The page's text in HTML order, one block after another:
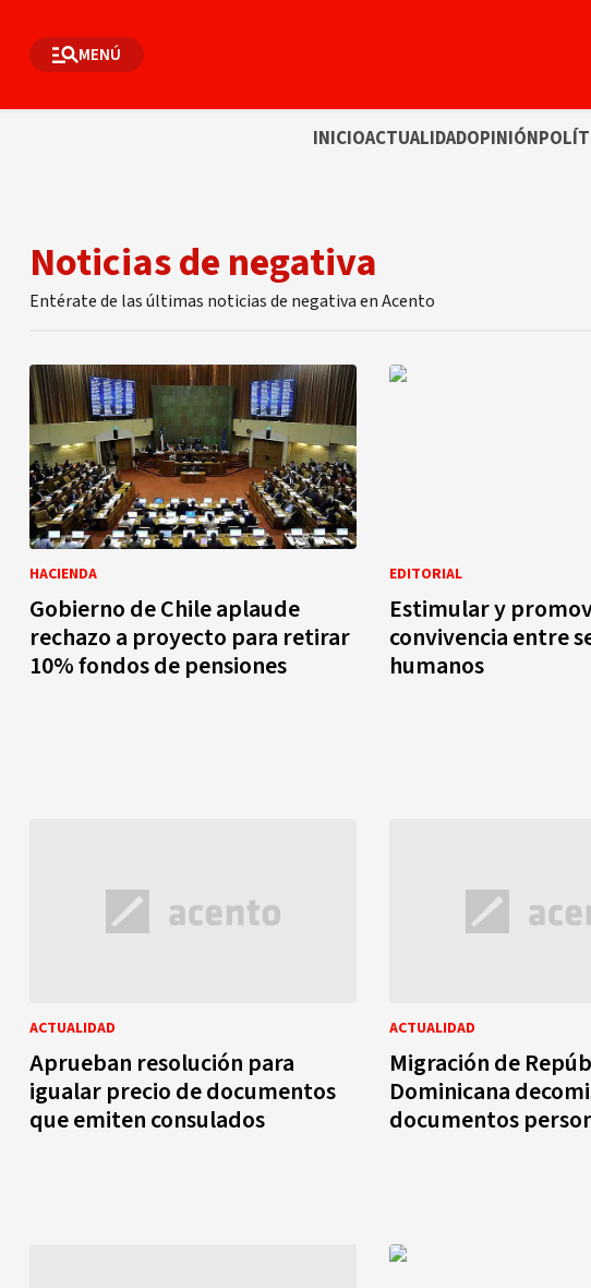
MENÚ
INICIOACTUALIDADOPINIÓN
Noticias de negativa
Entérate de las últimas noticias de negativa en Acento
HACIENDA
Gobierno de Chile aplaude
rechazo a proyecto para retirar
10% fondos de pensiones
EDITORIAL
Estimular y
convivencia entre
humanos
ACTUALIDAD
Aprueban resolución para
igualar precio de documentos
que emiten consulados
ACTUALIDAD
Migración de
Dominicana
documentos